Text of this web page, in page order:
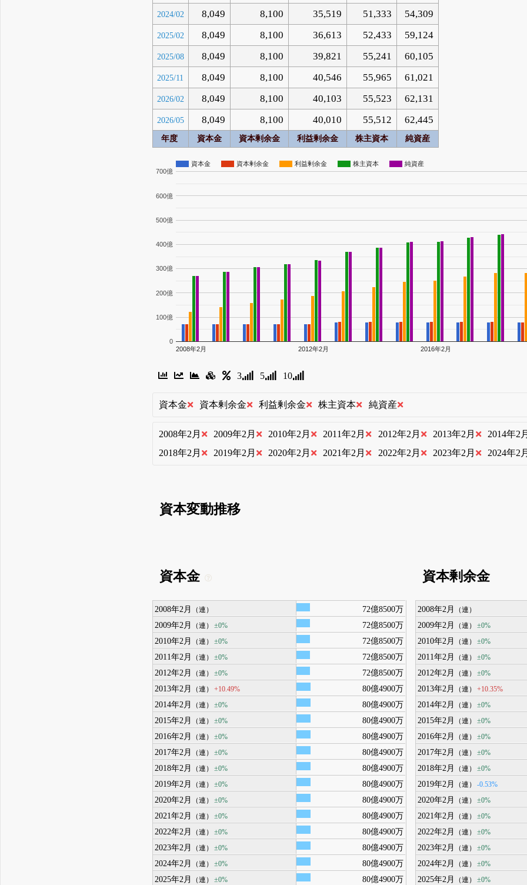
2024/02 8,049 8,100 35,519 51,333 54,309
2025/02 8,049 8,100 36,613 52,433 59,124
2025/08 8,049 8,100 39,821 55,241 60,105
2025/11 8,049 8,100 40,546 55,965 61,021
2026/02 8,049 8,100 40,103 55,523 62,131
2026/05 8,049 8,100 40,010 55,512 62,445
年度 資本金 資本剰余金 利益剰余金 株主資本 純資産
資本金 資本剰余金 利益剰余金 株主資本 純資産
2008年2月 2012年2月 2016年2月
0
100億
200億
300億
400億
500億
600億
700億
3 5 10
資本金 資本剰余金 利益剰余金 株主資本 純資産
2008年2月 2009年2月 2010年2月 2011年2月 2012年2月 2013年2月 2014年2月
2018年2月
2019年2月 2020年2月 2021年2月 2022年2月 2023年2月 2024年2月
資本変動推移
資本金
2008年2月 （連）
72億8500万
2009年2月
（連） ±0%
72億8500万
2010年2月
（連） ±0%
72億8500万
2011年2月
（連） ±0%
72億8500万
2012年2月
（連） ±0%
72億8500万
2013年2月
（連） +10.49%
80億4900万
2014年2月
（連） ±0%
80億4900万
2015年2月
（連） ±0%
80億4900万
2016年2月
（連） ±0%
80億4900万
2017年2月
（連） ±0%
80億4900万
2018年2月
（連） ±0%
80億4900万
2019年2月
（連） ±0%
80億4900万
2020年2月
（連） ±0%
80億4900万
2021年2月
（連） ±0%
80億4900万
2022年2月
（連） ±0%
80億4900万
2023年2月
（連） ±0%
80億4900万
2024年2月
（連） ±0%
80億4900万
2025年2月
（連） ±0%
80億4900万
資本剰余金
2008年2月 （連）
2009年2月
（連） ±0%
2010年2月
（連） ±0%
2011年2月
（連） ±0%
2012年2月
（連） ±0%
2013年2月
（連） +10.35%
2014年2月
（連） ±0%
2015年2月
（連） ±0%
2016年2月
（連） ±0%
2017年2月
（連） ±0%
2018年2月
（連） ±0%
2019年2月
（連） -0.53%
2020年2月
（連） ±0%
2021年2月
（連） ±0%
2022年2月
（連） ±0%
2023年2月
（連） ±0%
2024年2月
（連） ±0%
2025年2月
（連） ±0%